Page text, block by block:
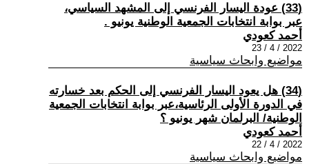
(33) عودة اليسار الفرنسي إلى المشهد السياسي،
عبر بوابة انتخابات الجمعية الوطنية يونيو .
أحمد كعودي
2022 / 4 / 23
مواضيع وابحاث سياسية
(34) هل يعود اليسار الفرنسي إلى الحكم بعد خسارته
في الدورة الأولى الرئاسية،عبر بوابة انتخابات الجمعية
الوطنية/ البرلمان شهر يونيو ؟
أحمد كعودي
2022 / 4 / 22
مواضيع وابحاث سياسية